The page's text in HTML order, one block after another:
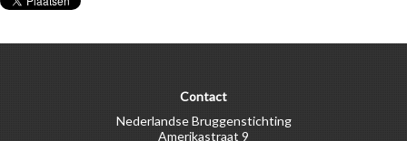
Contact
Nederlandse Bruggenstichting
Amerikastraat 9